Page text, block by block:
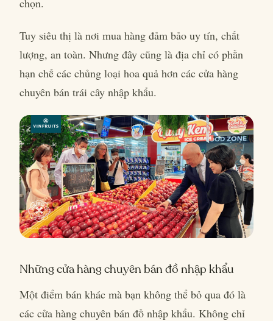
chọn.
Tuy siêu thị là nơi mua hàng đảm bảo uy tín, chất
lượng, an toàn. Nhưng đây cũng là địa chỉ có phần
hạn chế các chủng loại hoa quả hơn các cửa hàng
chuyên bán trái cây nhập khẩu.
Những cửa hàng chuyên bán đồ nhập khẩu
Một điểm bán khác mà bạn không thể bỏ qua đó là
các cửa hàng chuyên bán đồ nhập khẩu. Không chỉ